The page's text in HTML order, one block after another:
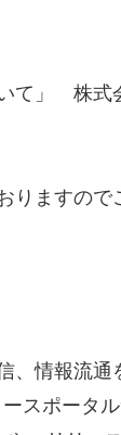
て」 株式
ますので
情報流
スポータ